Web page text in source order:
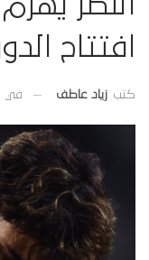
افتتاح
كتب زياد عاطف في